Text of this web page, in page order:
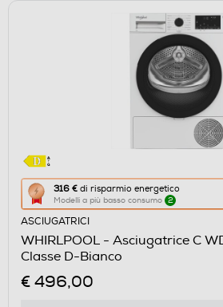
316 € di risparmio energetico
Modelli a più basso consumo 2
Questa
azione
aprirà
il
Calcolatore
di
ASCIUGATRICI
WHIRLPOOL - Asciugatrice C
Classe D-Bianco
€ 496,00